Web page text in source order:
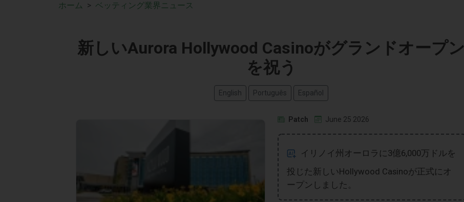
ホーム ベッティング業界ニュース
新しいAurora Hollywood Casinoがグランドオープン
を祝う
English Português Español
Patch June 25 2026
イリノイ州オーロラに3億6,000万ドルを
投じた新しいHollywood Casinoが正式にオ
ープンしました。